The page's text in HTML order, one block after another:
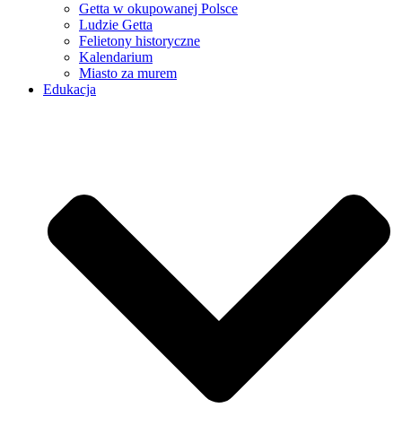
Getta w okupowanej Polsce
Ludzie Getta
Felietony historyczne
Kalendarium
Miasto za murem
Edukacja